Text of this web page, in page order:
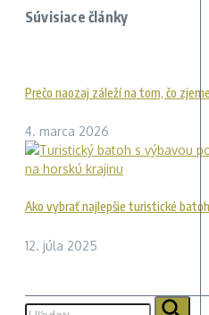
Súvisiace články
Prečo naozaj záleží na tom, čo zjeme
4. marca 2026
Ako vybrať najlepšie turistické
12. júla 2025
Hľadať: